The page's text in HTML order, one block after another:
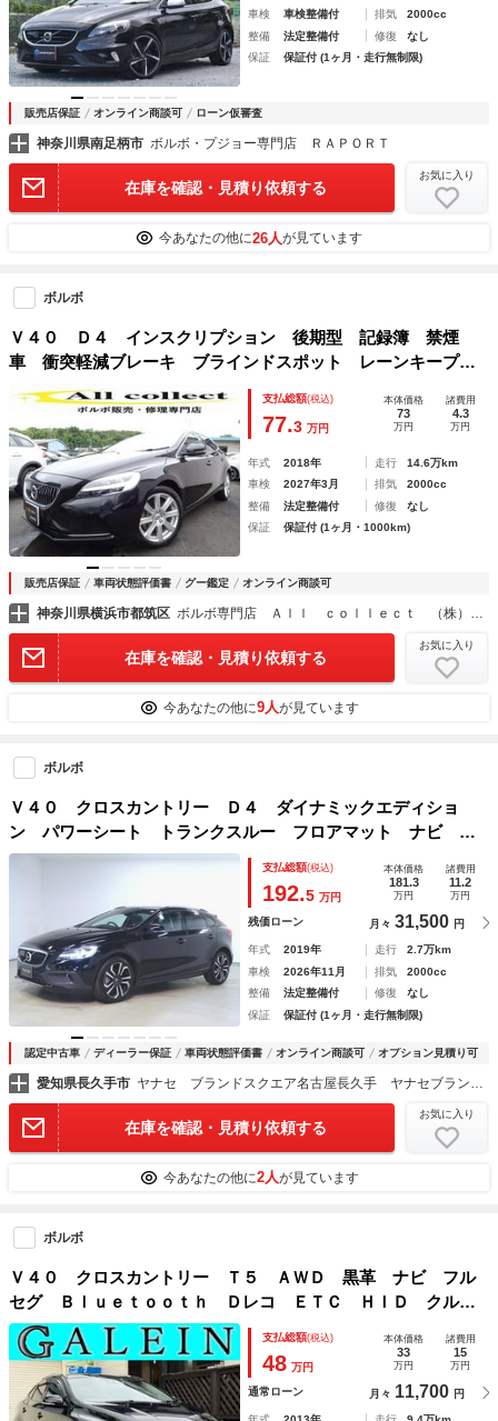
車検
車検整備付 排気
2000cc
整備
法定整備付 修復
なし
保証
保証付 (1ヶ月・走行無制限)
販売店保証 オンライン商談可 ローン仮審査
神奈川県南足柄市 ボルボ・プジョー専門店 ＲＡＰＯＲＴ
在庫を確認・見積り依頼する
お気に入り
今あなたの他に26人が見ています
ボルボ
Ｖ４０ Ｄ４ インスクリプション 後期型 記録簿 禁煙
車 衝突軽減ブレーキ ブラインドスポット レーンキープ
ＡＣＣ 直列４気筒２０００ＣＣディーゼルターボ アイシン
製８速ＡＴ
支払総額(税込)
77.3 万円
本体価格
73
万円
諸費用
4.3
万円
年式 2018年 走行
14.6万km
車検
2027年3月 排気
2000cc
整備
法定整備付 修復
なし
保証
保証付 (1ヶ月・1000km)
販売店保証 車両状態評価書 グー鑑定 オンライン商談可
神奈川県横浜市都筑区 ボルボ専門店 Ａｌｌ ｃｏｌｌｅｃｔ （株）オールコレクト
在庫を確認・見積り依頼する
お気に入り
今あなたの他に9人が見ています
ボルボ
Ｖ４０ クロスカントリー Ｄ４ ダイナミックエディショ
ン パワーシート トランクスルー フロアマット ナビ Ｃ
Ｄ 音楽プレーヤー接続 Ｂｌｕｅｔｏｏｔｈ接続 ＴＶ Ｄ
ＶＤ再生 ＥＴＣ ＬＥＤヘッドライト バックモニター 盗
難防止 衝突被害軽減ブレーキ
支払総額(税込)
192.5 万円
本体価格
181.3
万円
諸費用
11.2
万円
残価ローン 月々 31,500 円
年式 2019年 走行
2.7万km
車検
2026年11月 排気
2000cc
整備
法定整備付 修復
なし
保証
保証付 (1ヶ月・走行無制限)
認定中古車 ディーラー保証 車両状態評価書 オンライン商談可 オプション見積り可
愛知県長久手市
在庫を確認・見積り依頼する
お気に入り
今あなたの他に2人が見ています
ボルボ
Ｖ４０ クロスカントリー Ｔ５ ＡＷＤ 黒革 ナビ フル
セグ Ｂｌｕｅｔｏｏｔｈ Ｄレコ ＥＴＣ ＨＩＤ クルコ
ン Ｐシート Ｓヒーター Ｄバイザー Ｍウィンカー スマ
キー ＡＷ
支払総額(税込)
48 万円
本体価格
33
万円
諸費用
15
万円
通常ローン 月々 11,700 円